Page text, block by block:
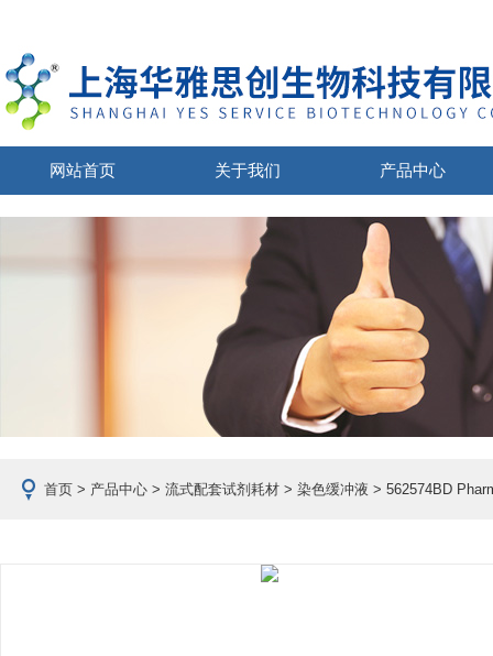
网站首页 关于我们 产品中心
首页 > 产品中心 > 流式配套试剂耗材 > 染色缓冲液 > 562574BD